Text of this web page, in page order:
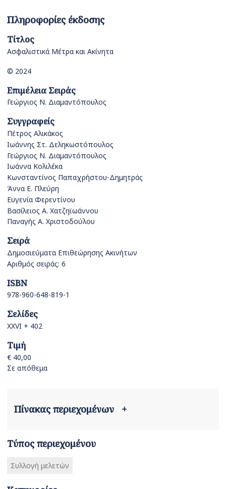
Πληροφορίες έκδοσης
Τίτλος
Ασφαλιστικά Μέτρα και Ακίνητα
© 2024
Επιμέλεια Σειράς
Γεώργιος Ν. Διαμαντόπουλος
Συγγραφείς
Πέτρος Αλικάκος
Ιωάννης Στ. Δεληκωστόπουλος
Γεώργιος Ν. Διαμαντόπουλος
Ιωάννα Κολιλέκα
Κωνσταντίνος Παπαχρήστου-Δημητράς
Άννα Ε. Πλεύρη
Ευγενία Φερεντίνου
Βασίλειος Α. Χατζηϊωάννου
Παναγής Α. Χριστοδούλου
Σειρά
Δημοσιεύματα Επιθεώρησης Ακινήτων
Αριθμός σειράς: 6
ISBN
978-960-648-819-1
Σελίδες
XXVI + 402
Τιμή
€ 40,00
Σε απόθεμα
Πίνακας περιεχομένων +
Τύπος περιεχομένου
Συλλογή μελετών